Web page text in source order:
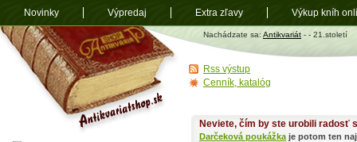
Antikvariát
shop.sk
Nachádzate sa: Antikvariát - - 21.století
Neviete, čím by ste urobili radosť
Darčeková poukážka je potom ten
Rss výstup
Cenník, katalóg
Novinky Výpredaj Extra zľavy Výkup kníh